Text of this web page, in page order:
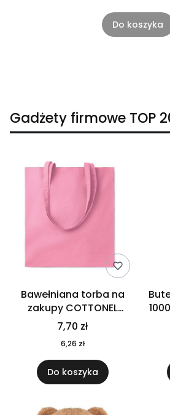
Do koszyka
Gadżety firmowe TOP
Bawełniana torba na
zakupy COTTONEL
COLOUR++ MO9846-11
7,70 zł
6,26 zł
Do koszyka